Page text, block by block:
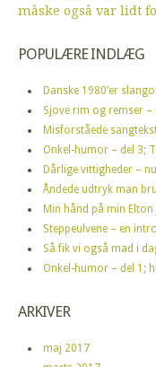
måske også var lidt
POPULÆRE INDLÆG
Danske 1980’er
Sjove rim og remser –
Misforståede
Onkel-humor – del 3;
Dårlige vittigheder – nu
Åndede udtryk man
Min hånd på min Elton
Steppeulvene – en
Så fik vi også mad i
Onkel-humor – del 1;
ARKIVER
maj 2017